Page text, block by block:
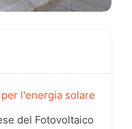
l'energia solare
del Fotovoltaico